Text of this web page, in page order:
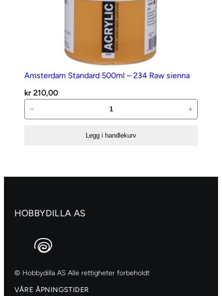
Amsterdam Standard 500ml – 234 Raw sienna
kr 210,00
Standard
sienna
− +
Legg i handlekurv
HOBBYDILLA AS
© Hobbydilla AS Alle rettigheter forbeholdt
VÅRE ÅPNINGSTIDER